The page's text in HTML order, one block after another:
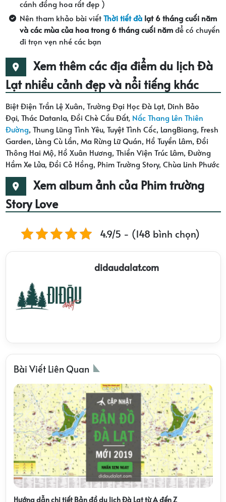
cánh đồng hoa rất đẹp )
Nên tham khảo bài viếtThời tiết đàlạt 6 tháng cuối năm
và các mùa của hoa trong 6 tháng cuối nămđể có chuyến
đi trọn vẹn nhé các bạn
Xem thêm các địa điểm du lịch Đà
Lạt nhiều cảnh đẹp và nổi tiếng khác
Biệt Điện Trần Lệ Xuân, Trường Đại Học Đà Lạt, Dinh Bảo
Đại, Thác Datanla, Đồi Chè Cầu Đất, Nấc Thang Lên Thiên
Đường, Thung Lũng Tình Yêu, Tuyệt Tình Cốc, LangBiang, Fresh
Garden, Làng Cù Lần, Ma Rừng Lữ Quán, Hồ Tuyền Lâm, Đồi
Thông Hai Mộ, Hồ Xuân Hương, Thiền Viện Trúc Lâm, Đường
Hầm Xe Lửa, Đồi Cỏ Hồng, Phim Trường Story, Chùa Linh Phước
Xem album ảnh của Phim trường
Story Love
4.9/5 - (148 bình chọn)
didaudalat.com
Bài Viết Liên Quan
Hướng dẫn chi tiết Bản đồ du lịch Đà Lạt từ A đến Z